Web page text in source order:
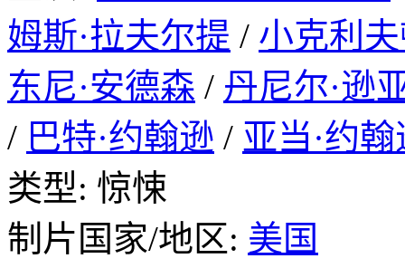
姆斯·拉夫尔提 / 小克利
东尼·安德森 / 丹尼尔·逊
/ 巴特·约翰逊 / 亚当·约翰
类型: 惊悚
制片国家/地区: 美国